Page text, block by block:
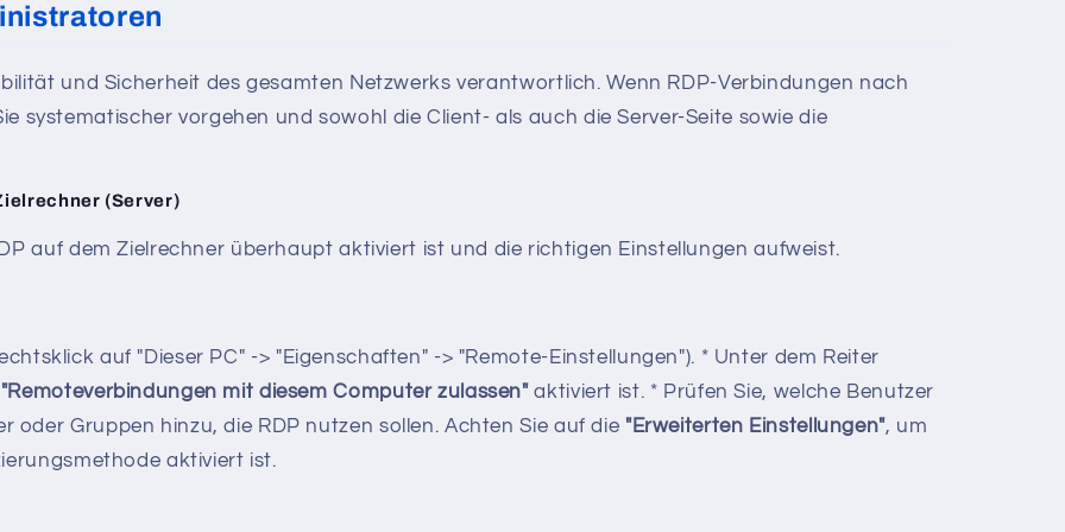
und Sicherheit des gesamten Netzwerks verantwortlich. Wenn RDP-Verbindungen nach
systematischer vorgehen und sowohl die Client- als auch die Server-Seite sowie die
(Server)
auf dem Zielrechner überhaupt aktiviert ist und die richtigen Einstellungen aufweist.
auf "Dieser PC" -> "Eigenschaften" -> "Remote-Einstellungen"). * Unter dem Reiter
"Remoteverbindungen mit diesem Computer zulassen" aktiviert ist. * Prüfen Sie, welche Benutzer
oder Gruppen hinzu, die RDP nutzen sollen. Achten Sie auf die "Erweiterten Einstellungen", um
aktiviert ist.